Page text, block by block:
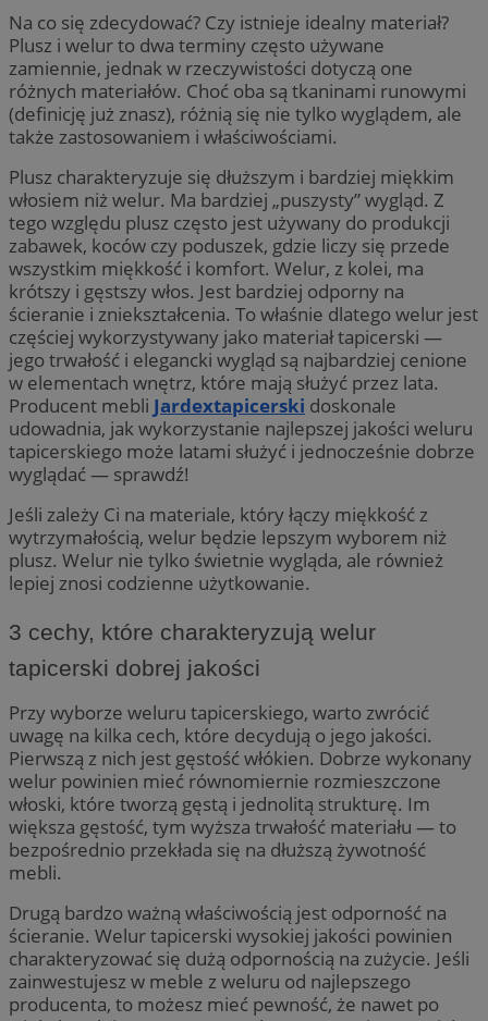
Na co się zdecydować? Czy istnieje idealny materiał?
Plusz i welur to dwa terminy często używane
zamiennie, jednak w rzeczywistości dotyczą one
różnych materiałów. Choć oba są tkaninami runowymi
(definicję już znasz), różnią się nie tylko wyglądem, ale
także zastosowaniem i właściwościami.
Plusz charakteryzuje się dłuższym i bardziej miękkim
włosiem niż welur. Ma bardziej „puszysty” wygląd. Z
tego względu plusz często jest używany do produkcji
zabawek, koców czy poduszek, gdzie liczy się przede
wszystkim miękkość i komfort. Welur, z kolei, ma
krótszy i gęstszy włos. Jest bardziej odporny na
ścieranie i zniekształcenia. To właśnie dlatego welur jest
częściej wykorzystywany jako materiał tapicerski —
jego trwałość i elegancki wygląd są najbardziej cenione
w elementach wnętrz, które mają służyć przez lata.
Producent mebli Jardextapicerski doskonale
udowadnia, jak wykorzystanie najlepszej jakości weluru
tapicerskiego może latami służyć i jednocześnie dobrze
wyglądać — sprawdź!
Jeśli zależy Ci na materiale, który łączy miękkość z
wytrzymałością, welur będzie lepszym wyborem niż
plusz. Welur nie tylko świetnie wygląda, ale również
lepiej znosi codzienne użytkowanie.
3 cechy, które charakteryzują welur
tapicerski dobrej jakości
Przy wyborze weluru tapicerskiego, warto zwrócić
uwagę na kilka cech, które decydują o jego jakości.
Pierwszą z nich jest gęstość włókien. Dobrze wykonany
welur powinien mieć równomiernie rozmieszczone
włoski, które tworzą gęstą i jednolitą strukturę. Im
większa gęstość, tym wyższa trwałość materiału — to
bezpośrednio przekłada się na dłuższą żywotność
mebli.
Drugą bardzo ważną właściwością jest odporność na
ścieranie. Welur tapicerski wysokiej jakości powinien
charakteryzować się dużą odpornością na zużycie. Jeśli
zainwestujesz w meble z weluru od najlepszego
producenta, to możesz mieć pewność, że nawet po